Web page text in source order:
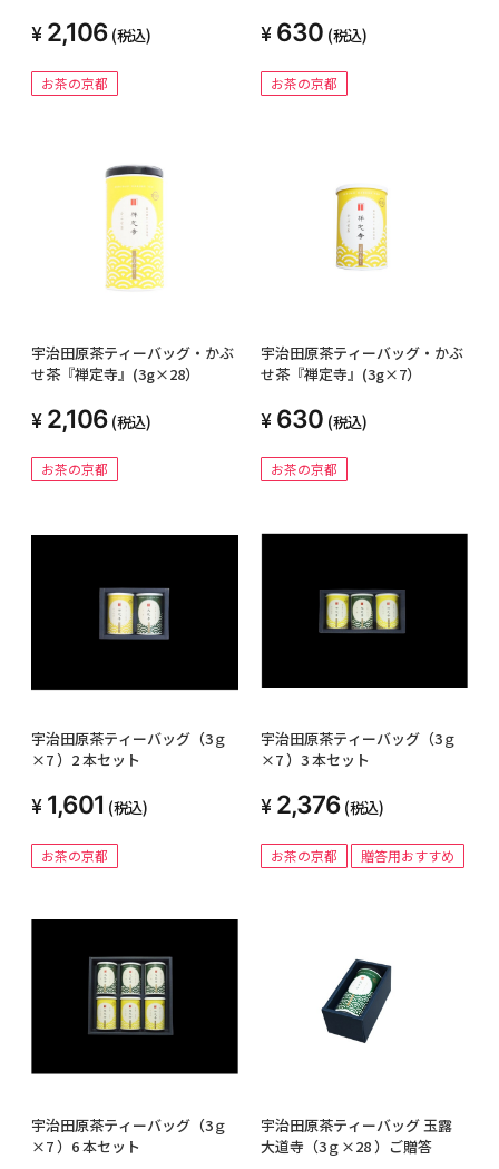
2,106 (税込)
お茶の京都
630 (税込)
お茶の京都
宇治田原茶ティーバッグ・かぶ
せ茶『禅定寺』(3g×28）
2,106 (税込)
お茶の京都
宇治田原茶ティーバッグ・かぶ
せ茶『禅定寺』(3g×7）
630 (税込)
お茶の京都
宇治田原茶ティーバッグ（3ｇ
×7 ）2 本セット
1,601 (税込)
お茶の京都
宇治田原茶ティーバッグ（3ｇ
×7 ）3 本セット
2,376 (税込)
お茶の京都 贈答用おすすめ
宇治田原茶ティーバッグ（3ｇ
×7 ）6 本セット
宇治田原茶ティーバッグ 玉露
大道寺（3ｇ×28 ）ご贈答